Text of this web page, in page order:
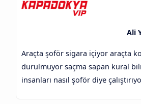
Ali
Araçta şoför sigara içiyor araçta
durulmuyor saçma sapan kural
insanları nasıl şoför diye